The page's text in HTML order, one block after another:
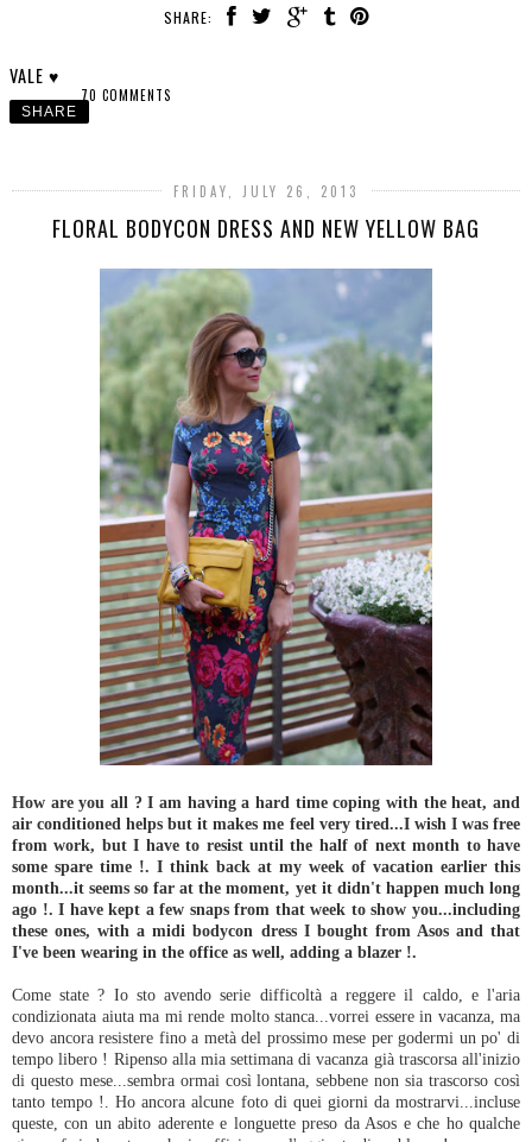
SHARE:
VALE ♥
70 COMMENTS
SHARE
FRIDAY, JULY 26, 2013
FLORAL BODYCON DRESS AND NEW YELLOW BAG
How are you all ? I am having a hard time coping with the heat, and
air conditioned helps but it makes me feel very tired...I wish I was free
from work, but I have to resist until the half of next month to have
some spare time !. I think back at my week of vacation earlier this
month...it seems so far at the moment, yet it didn't happen much long
ago !. I have kept a few snaps from that week to show you...including
these ones, with a midi bodycon dress I bought from Asos and that
I've been wearing in the office as well, adding a blazer !.
Come state ? Io sto avendo serie difficoltà a reggere il caldo, e l'aria
condizionata aiuta ma mi rende molto stanca...vorrei essere in vacanza, ma
devo ancora resistere fino a metà del prossimo mese per godermi un po' di
tempo libero ! Ripenso alla mia settimana di vacanza già trascorsa all'inizio
di questo mese...sembra ormai così lontana, sebbene non sia trascorso così
tanto tempo !. Ho ancora alcune foto di quei giorni da mostrarvi...incluse
queste, con un abito aderente e longuette preso da Asos e che ho qualche